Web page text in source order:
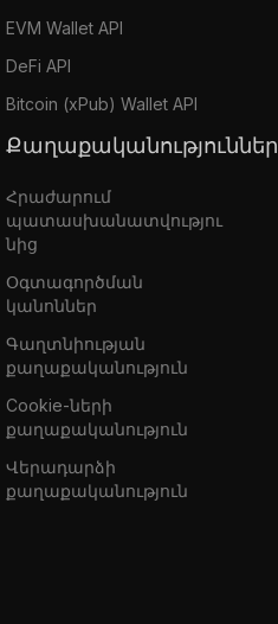
EVM Wallet API
DeFi API
Bitcoin (xPub) Wallet API
Քաղաքականություններ
Հրաժարում
պատասխանատվությու
նից
Օգտագործման
կանոններ
Գաղտնիության
քաղաքականություն
Cookie-ների
քաղաքականություն
Վերադարձի
քաղաքականություն